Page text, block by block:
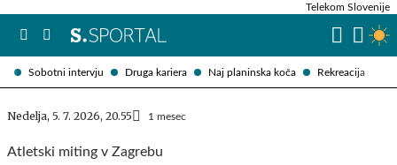
Sobotni intervju Druga kariera Naj planinska koča Rekreacija
Telekom Slovenije
Nedelja, 5. 7. 2026, 20.55 1 mesec
Atletski miting v Zagrebu